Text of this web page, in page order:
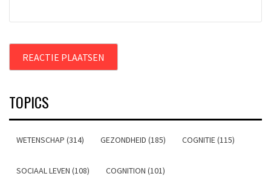
TOPICS
WETENSCHAP (314) GEZONDHEID (185) COGNITIE (115)
SOCIAAL LEVEN (108) COGNITION (101)